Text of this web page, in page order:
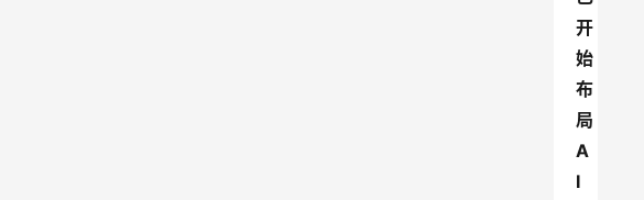
开
始
布
局
A
I